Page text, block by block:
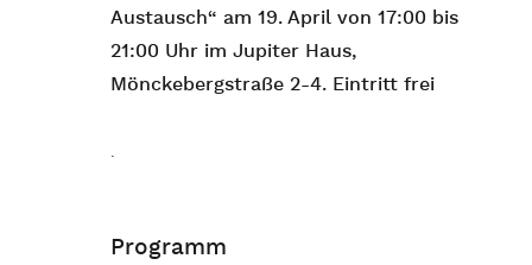
Austausch“ am 19. April von 17:00 bis
21:00 Uhr im Jupiter Haus,
Mönckebergstraße 2-4. Eintritt frei
.
Programm